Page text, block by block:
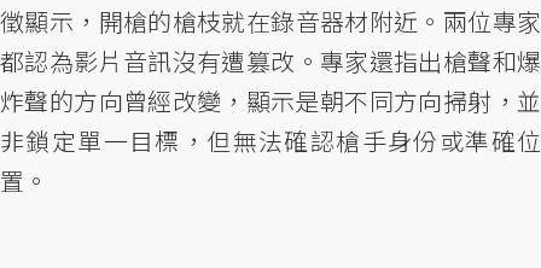
徵顯示，開槍的槍枝就在錄音器材附近。兩位專家
都認為影片音訊沒有遭篡改。專家還指出槍聲和爆
炸聲的方向曾經改變，顯示是朝不同方向掃射，並
非鎖定單一目標，但無法確認槍手身份或準確位
置。